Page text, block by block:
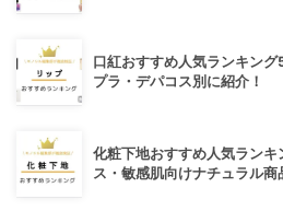
口紅おすすめ人気ランキン
プラ・デパコス別に紹介！
化粧下地おすすめ人気ラン
ス・敏感肌向けナチュラル商